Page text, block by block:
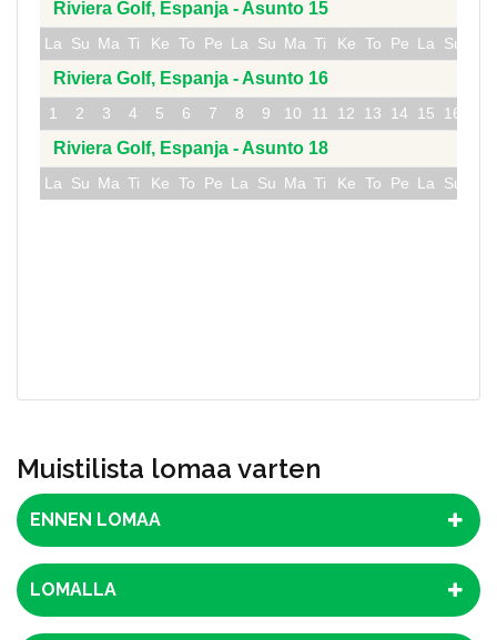
Riviera Golf, Espanja - Asunto 15
La Su Ma Ti Ke To Pe La Su Ma Ti Ke To Pe La Su
Riviera Golf, Espanja - Asunto 16
1 2 3 4 5 6 7 8 9 10 11 12 13 14 15 16
Riviera Golf, Espanja - Asunto 18
La Su Ma Ti Ke To Pe La Su Ma Ti Ke To Pe La Su
Muistilista lomaa varten
ENNEN LOMAA
LOMALLA